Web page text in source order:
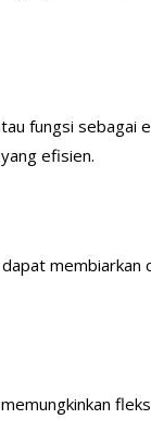
fungsi sebagai
efisien.
membiarkan